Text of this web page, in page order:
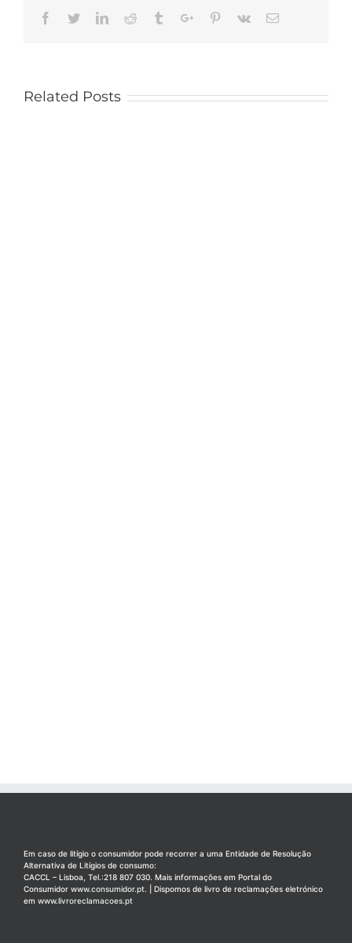
Facebook
TwitterLinkedinReddit TumblrGoogle+Pinterest
Vk Email
Related Posts
Em caso de litígio o consumidor pode recorrer a uma Entidade de Resolução
Alternativa de Litígios de consumo:
CACCL – Lisboa, Tel.:218 807 030. Mais informações em Portal do
Consumidor www.consumidor.pt. | Dispomos de livro de reclamações eletrónico
em www.livroreclamacoes.pt